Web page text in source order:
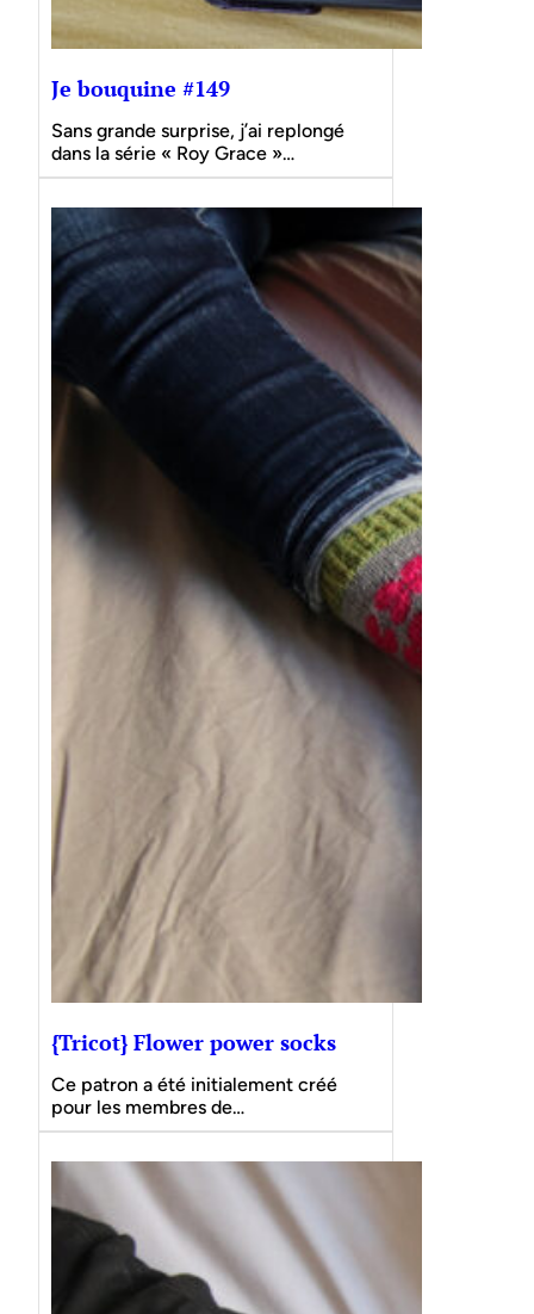
Je bouquine #149
Sans grande surprise, j’ai replongé
dans la série « Roy Grace »…
{Tricot} Flower power socks
Ce patron a été initialement créé
pour les membres de…